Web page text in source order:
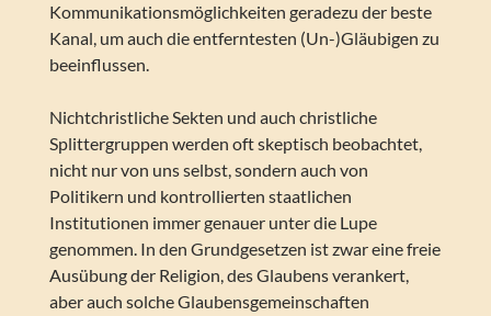
Kommunikationsmöglichkeiten geradezu der beste
Kanal, um auch die entferntesten (Un-)Gläubigen zu
beeinflussen.
Nichtchristliche Sekten und auch christliche
Splittergruppen werden oft skeptisch beobachtet,
nicht nur von uns selbst, sondern auch von
Politikern und kontrollierten staatlichen
Institutionen immer genauer unter die Lupe
genommen. In den Grundgesetzen ist zwar eine freie
Ausübung der Religion, des Glaubens verankert,
aber auch solche Glaubensgemeinschaften